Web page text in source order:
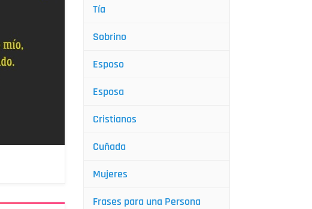
Tía
Sobrino
Esposo
Esposa
Cristianos
Cuñada
Mujeres
Frases para una Persona